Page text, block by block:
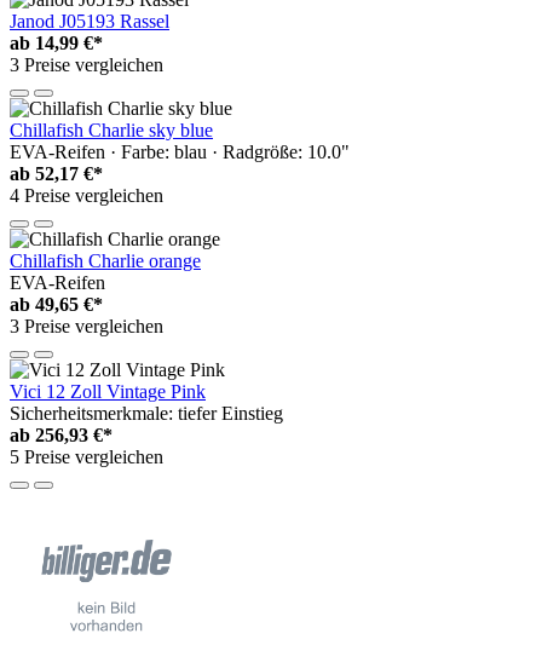
Janod J05193 Rassel
ab 14,99 €*
3 Preise vergleichen
Chillafish Charlie sky blue
EVA-Reifen · Farbe: blau · Radgröße: 10.0"
ab 52,17 €*
4 Preise vergleichen
Chillafish Charlie orange
EVA-Reifen
ab 49,65 €*
3 Preise vergleichen
Vici 12 Zoll Vintage Pink
Sicherheitsmerkmale: tiefer Einstieg
ab 256,93 €*
5 Preise vergleichen